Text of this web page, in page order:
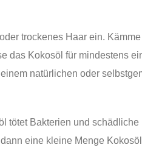
trockenes Haar ein.
das Kokosöl für mindestens
natürlichen oder
tötet Bakterien und schädliche
eine kleine Menge